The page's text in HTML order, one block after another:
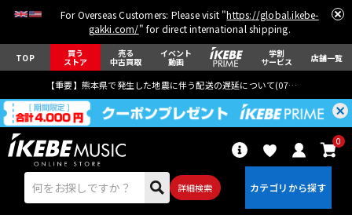
For Overseas Customers: Please visit "https://global.ikebe-
gakki.com/" for direct international shipping.
TOP 買う
ストア
売る
中古買取
イベント
動画
学割
サービス 店舗一覧
【重要】熊本県で発生した地震に伴う配送の遅延について(07月29日
詳細検索
0